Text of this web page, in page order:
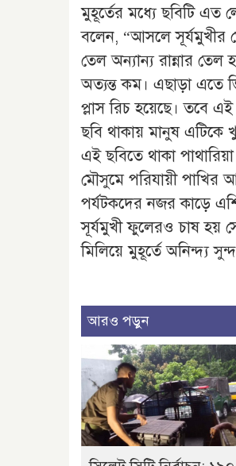
মুহূর্তের মধ্যে ছবিটি এত
বলেন, “আসলে সূর্যমুখীর
তেল অন্যান্য রান্নার
অত্যন্ত কম। এছাড়া এতে
প্লাস রিচ হয়েছে। তবে
ছবি থাকায় মানুষ এটিকে
এই ছবিতে থাকা
মৌসুমে পরিযায়ী পাখির
পর্যটকদের নজর কাড়ে
সূর্যমুখী ফুলেরও চাষ হয়
মিলিয়ে মুহূর্তে অনিন্দ্য
আরও পড়ুন